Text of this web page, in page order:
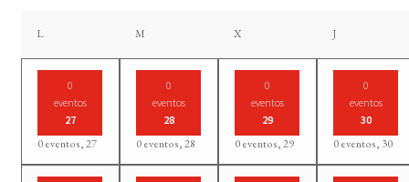
Llunes Mmartes Xmiércoles Jjueves
0
eventos
27
0 eventos,27
0
eventos
28
0 eventos,28
0
eventos
29
0 eventos,29
0
eventos
30
0 eventos, 30